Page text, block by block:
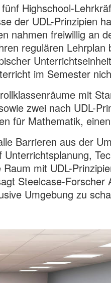
Highschool-
der UDL-Prinzipien
nahmen freiwillig an
regulären Lehrplan
im Semester
mit
zwei nach UDL-
für Mathematik,
Barrieren aus der
mit UDL-
Steelcase-Forscher
Umgebung zu